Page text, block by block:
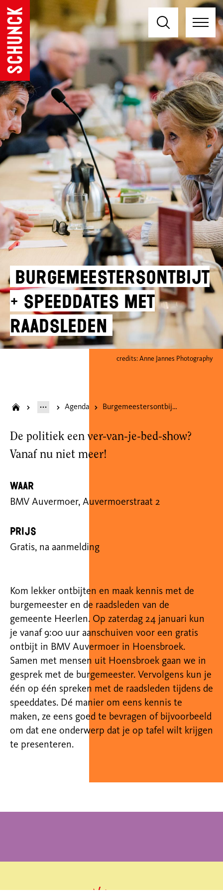
Burgemeestersontbijt
+ speeddates met
raadsleden
credits: Anne Jannes Photography
Agenda Burgemeestersontbijt + speeddates met raadsleden
De politiek een ver-van-je-bed-show?
Vanaf nu niet meer!
Waar
BMV Auvermoer, Auvermoerstraat 2
Prijs
Gratis, na aanmelding
Kom lekker ontbijten en maak kennis met de
burgemeester en de raadsleden van de
gemeente Heerlen. Op zaterdag 24 januari kun
je vanaf 9:00 uur aanschuiven voor een gratis
ontbijt in BMV Auvermoer in Hoensbroek.
Samen met mensen uit Hoensbroek gaan we in
gesprek met de burgemeester. Vervolgens kun je
één op één spreken met de raadsleden tijdens de
speeddates. Dé manier om eens kennis te
maken, ze eens goed te bevragen of bijvoorbeeld
om dat ene onderwerp dat je op tafel wilt krijgen
te presenteren.